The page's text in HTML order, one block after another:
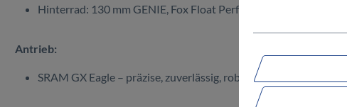
Hinterrad: 130 mm GENIE, Fox Float Performance Elite
Antrieb:
SRAM GX Eagle – präzise, zuverlässig, robust